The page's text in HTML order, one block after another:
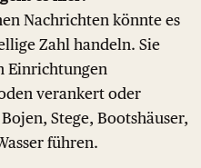
Nachrichten könnte es
Zahl handeln. Sie
Einrichtungen
verankert oder
Stege, Bootshäuser,
führen.